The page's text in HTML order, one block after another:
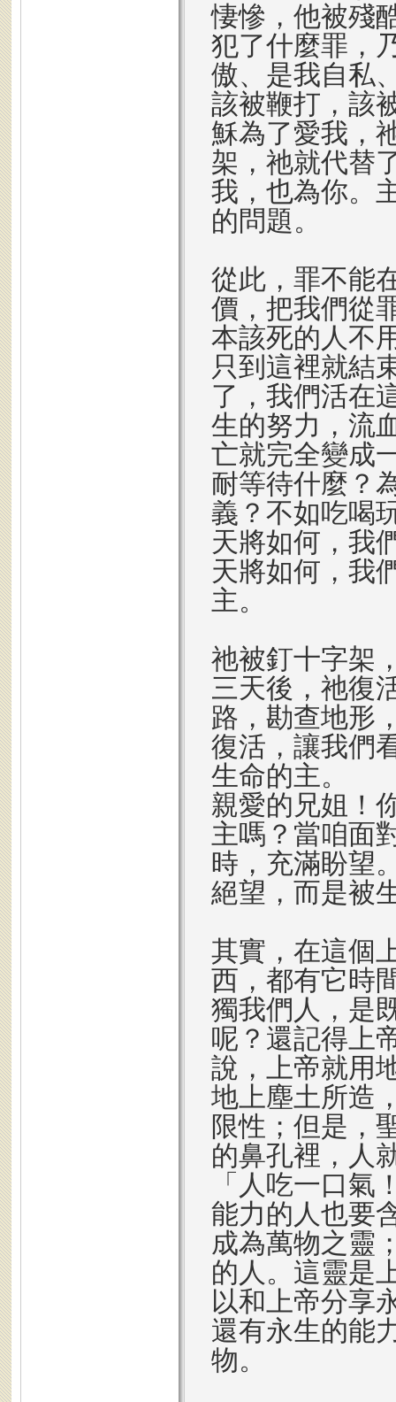
悽慘，他被殘
犯了什麼罪，
傲、是我自私
該被鞭打，該
穌為了愛我，
架，祂就代替
我，也為你。
的問題。
從此，罪不能
價，把我們從
本該死的人不
只到這裡就結
了，我們活在
生的努力，流
亡就完全變成
耐等待什麼？
義？不如吃喝
天將如何，我
天將如何，我
主。
祂被釘十字架
三天後，祂復
路，勘查地形
復活，讓我們
生命的主。
親愛的兄姐！
主嗎？當咱面
時，充滿盼望
絕望，而是被
其實，在這個
西，都有它時
獨我們人，是
呢？還記得上
說，上帝就用
地上塵土所造
限性；但是，
的鼻孔裡，人
「人吃一口氣
能力的人也要
成為萬物之靈
的人。這靈是
以和上帝分享
還有永生的能
物。